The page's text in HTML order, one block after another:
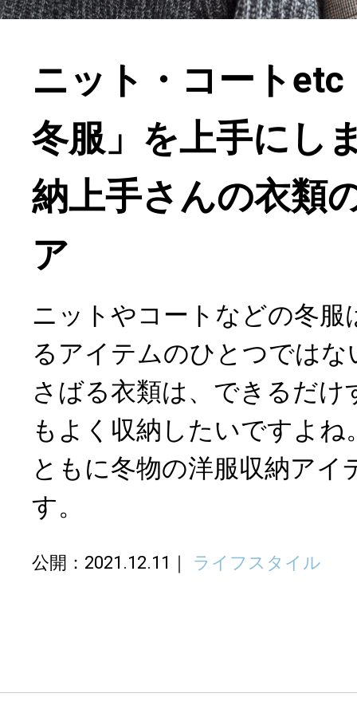
ニット・コート
冬服」を上手にし
納上手さんの衣類
ア
ニットやコートなどの冬服
るアイテムのひとつでは
さばる衣類は、できるだけ
もよく収納したいですよね
ともに冬物の洋服収納アイ
す。
公開：2021.12.11 ライフスタイル